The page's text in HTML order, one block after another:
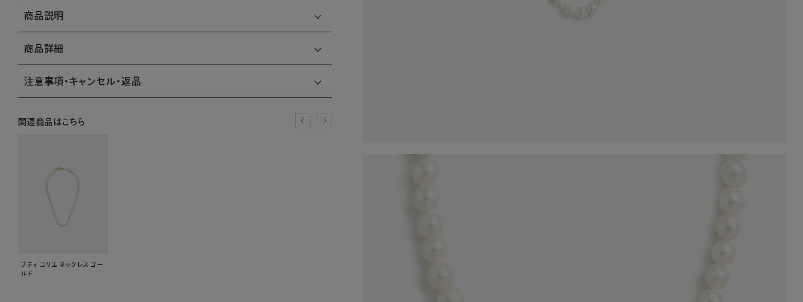
商品説明
商品詳細
注意事項・キャンセル・返品
関連商品はこちら
プティ コリエ ネックレス ゴー
ルド